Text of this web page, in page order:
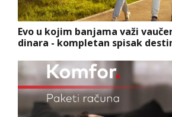
Evo u kojim banjama važi
dinara - kompletan spisak